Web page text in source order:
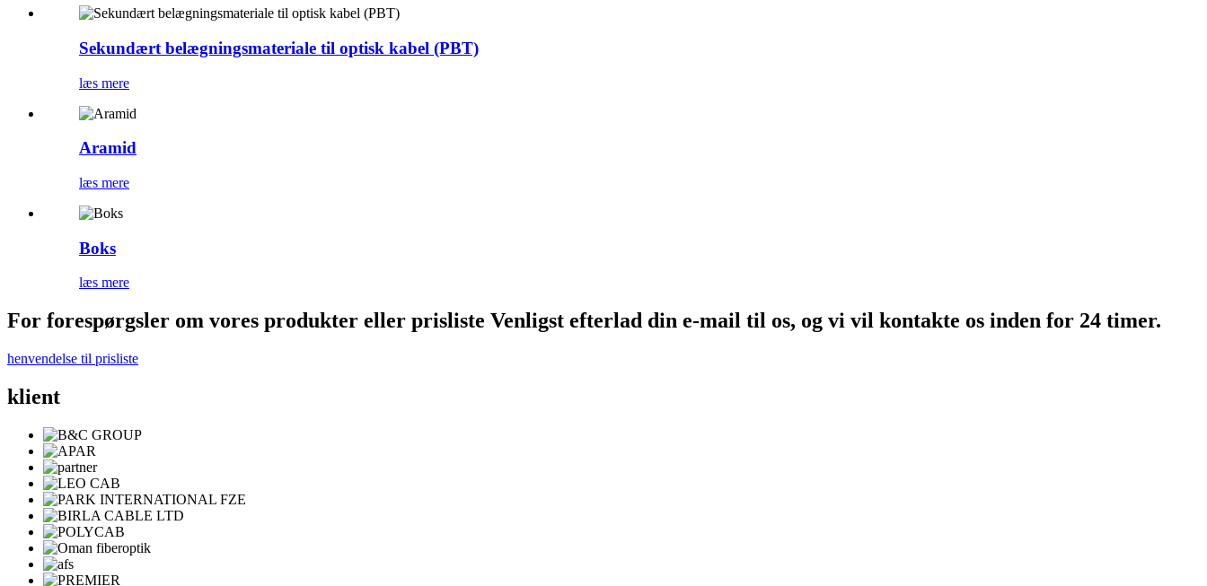
Sekundært belægningsmateriale til optisk kabel (PBT)
læs mere
Aramid
læs mere
Boks
læs mere
For forespørgsler om vores produkter eller prisliste Venligst efterlad din e-mail til os, og vi vil kontakte os inden for 24 timer.
henvendelse til prisliste
klient